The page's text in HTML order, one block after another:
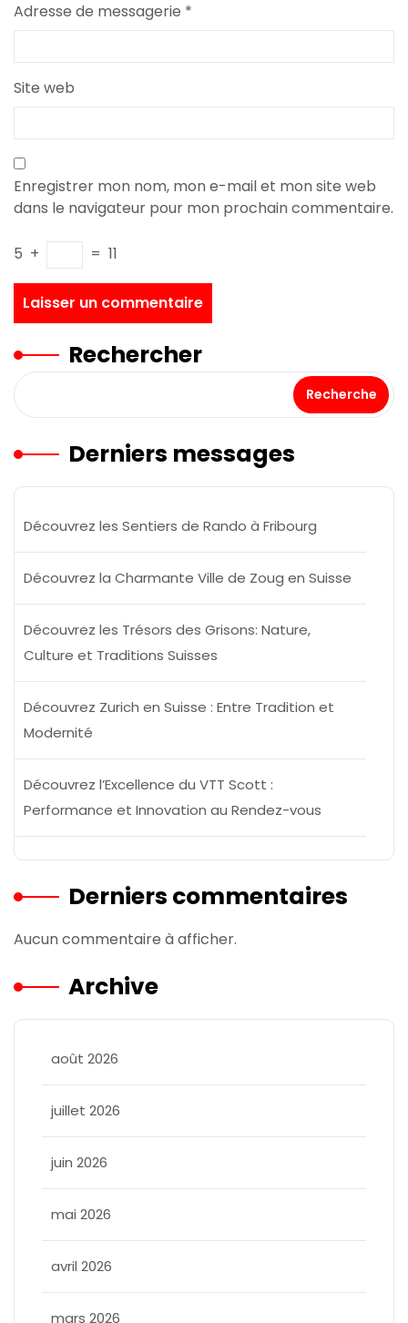
Adresse de messagerie *
Site web
Enregistrer mon nom, mon e-mail et mon site web
dans le navigateur pour mon prochain commentaire.
5 + = 11
Rechercher
Recherche
Derniers messages
Découvrez les Sentiers de Rando à Fribourg
Découvrez la Charmante Ville de Zoug en Suisse
Découvrez les Trésors des Grisons: Nature,
Culture et Traditions Suisses
Découvrez Zurich en Suisse : Entre Tradition et
Modernité
Découvrez l’Excellence du VTT Scott :
Performance et Innovation au Rendez-vous
Derniers commentaires
Aucun commentaire à afficher.
Archive
août 2026
juillet 2026
juin 2026
mai 2026
avril 2026
mars 2026